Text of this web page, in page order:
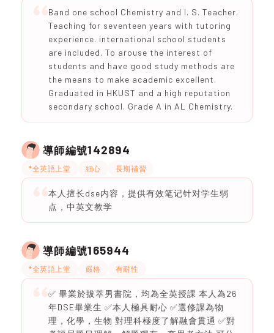
Band one school Chemistry and I. S. Teacher.
Teaching for seventeen years with tutoring
experience. international school students
are included. To arouse the interest of
students and have good study methods are
the means to make academic excellent.
Graduated in HKUST and a high reputation
secondary school. Grade A in AL Chemistry.
導師編號142894
*全英語上堂 細心 長期補習
本人擅长dse内容，提供有效笔记针对学生弱
点，中英文教学
導師編號165944
*全英語上堂 嚴格 有耐性
✅ 畢業於拔萃男書院，均為全英授課 本人為26
年DSE畢業生 ✅本人極具耐心 ✅選修課為物
理，化學，生物 對理科極度了解融會貫通 ✅對